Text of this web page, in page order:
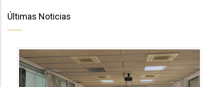
Últimas Noticias